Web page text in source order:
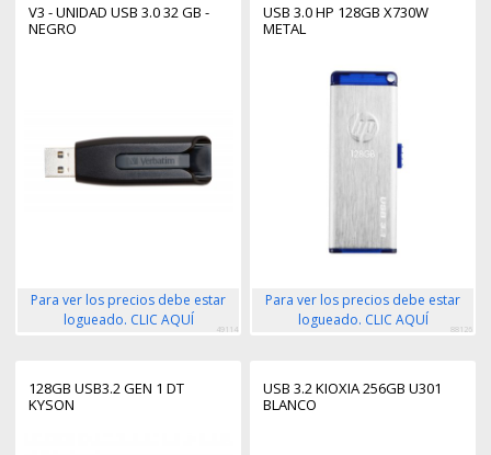
V3 - UNIDAD USB 3.0 32 GB -
NEGRO
Para ver los precios debe estar
logueado. CLIC AQUÍ
49114
USB 3.0 HP 128GB X730W
METAL
Para ver los precios debe estar
logueado. CLIC AQUÍ
88126
128GB USB3.2 GEN 1 DT
KYSON
USB 3.2 KIOXIA 256GB U301
BLANCO